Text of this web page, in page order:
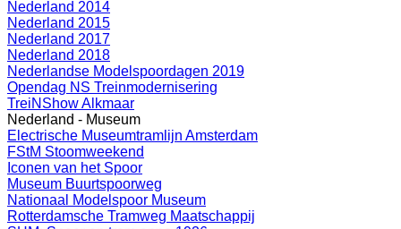
Nederland 2014
Nederland 2015
Nederland 2017
Nederland 2018
Nederlandse Modelspoordagen 2019
Opendag NS Treinmodernisering
TreiNShow Alkmaar
Nederland - Museum
Electrische Museumtramlijn Amsterdam
FStM Stoomweekend
Iconen van het Spoor
Museum Buurtspoorweg
Nationaal Modelspoor Museum
Rotterdamsche Tramweg Maatschappij